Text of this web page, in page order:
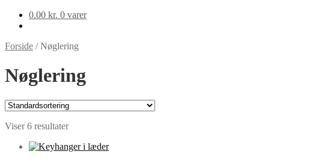
0.00 kr. 0 varer
Forside /Nøglering
Nøglering
Viser 6 resultater